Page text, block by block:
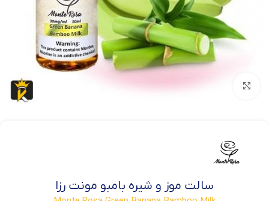
بزرگنمایی تصویر
سالت موز و شیره بامبو مونت رزا